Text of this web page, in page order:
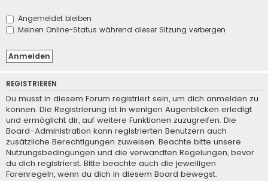
Angemeldet bleiben
Meinen Online-Status während dieser Sitzung verbergen
REGISTRIEREN
Du musst in diesem Forum registriert sein, um dich anmelden zu
können. Die Registrierung ist in wenigen Augenblicken erledigt
und ermöglicht dir, auf weitere Funktionen zuzugreifen. Die
Board-Administration kann registrierten Benutzern auch
zusätzliche Berechtigungen zuweisen. Beachte bitte unsere
Nutzungsbedingungen und die verwandten Regelungen, bevor
du dich registrierst. Bitte beachte auch die jeweiligen
Forenregeln, wenn du dich in diesem Board bewegst.